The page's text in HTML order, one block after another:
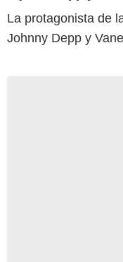
La protagonista de
Johnny Depp y